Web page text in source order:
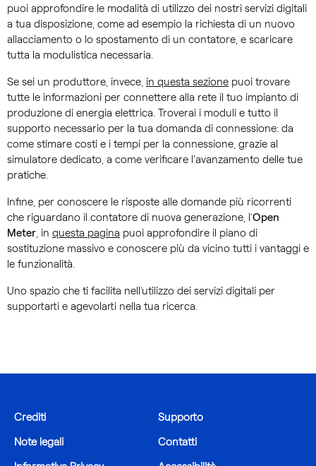
puoi approfondire le modalità di utilizzo dei nostri servizi digitali
a tua disposizione, come ad esempio la richiesta di un nuovo
allacciamento o lo spostamento di un contatore, e scaricare
tutta la modulistica necessaria.
Se sei un produttore, invece, in questa sezione puoi trovare
tutte le informazioni per connettere alla rete il tuo impianto di
produzione di energia elettrica. Troverai i moduli e tutto il
supporto necessario per la tua domanda di connessione: da
come stimare costi e i tempi per la connessione, grazie al
simulatore dedicato, a come verificare l'avanzamento delle tue
pratiche.
Infine, per conoscere le risposte alle domande più ricorrenti
che riguardano il contatore di nuova generazione, l’Open
Meter, in questa pagina puoi approfondire il piano di
sostituzione massivo e conoscere più da vicino tutti i vantaggi e
le funzionalità.
Uno spazio che ti facilita nell’utilizzo dei servizi digitali per
supportarti e agevolarti nella tua ricerca.
Crediti
Note legali
Supporto
Contatti